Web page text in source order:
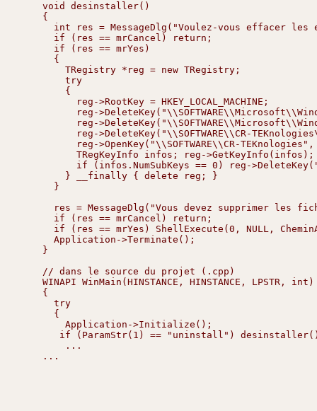
    void desinstaller()
    {
int res = MessageDlg("Voulez-vous effacer
      if (res == mrCancel) return;
      if (res == mrYes)
      {
        TRegistry *reg = new TRegistry;
        try
        {
          reg->RootKey = HKEY_LOCAL_MACHINE;
reg-
reg-
reg->DeleteKey("\\SOFTWARE\\CR-
reg->OpenKey("\\SOFTWARE\\CR-TEKnologies",
          TRegKeyInfo infos; reg->GetKeyInfo(infos);
if (infos.NumSubKeys == 0) reg-
        } __finally { delete reg; }
      }
res = MessageDlg("Vous devez supprimer les
      if (res == mrCancel) return;
if (res == mrYes) ShellExecute(0, NULL,
      Application->Terminate();
    }
    // dans le source du projet (.cpp)
    WINAPI WinMain(HINSTANCE, HINSTANCE, LPSTR, int)
    {
      try
      {
        Application->Initialize();
if (ParamStr(1) == "uninstall")
        ...